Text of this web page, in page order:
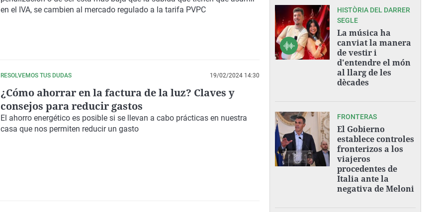
en el IVA, se cambien al mercado regulado a la tarifa PVPC
RESOLVEMOS TUS DUDAS 19/02/2024 14:30
¿Cómo ahorrar en la factura de la luz? Claves y
consejos para reducir gastos
El ahorro energético es posible si se llevan a cabo prácticas en nuestra
casa que nos permiten reducir un gasto
HISTÒRIA DEL DARRER
SEGLE
La música ha
canviat la manera
de vestir i
d'entendre el món
al llarg de les
dècades
FRONTERAS
El Gobierno
establece controles
fronterizos a los
viajeros
procedentes de
Italia ante la
negativa de Meloni